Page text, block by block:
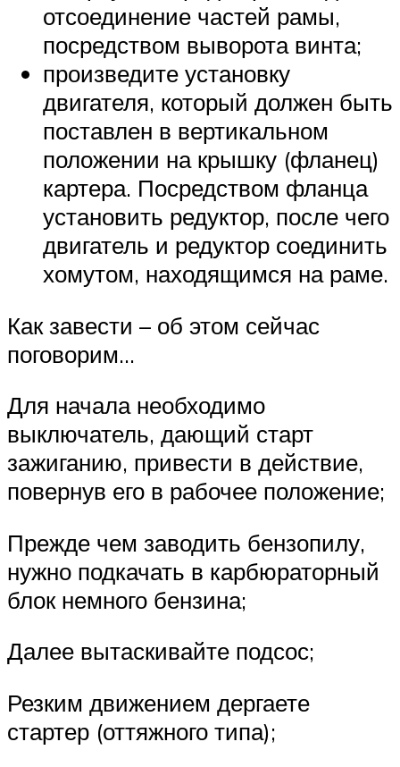
отсоединение частей рамы,
посредством выворота винта;
произведите установку
двигателя, который должен быть
поставлен в вертикальном
положении на крышку (фланец)
картера. Посредством фланца
установить редуктор, после чего
двигатель и редуктор соединить
хомутом, находящимся на раме.
Как завести – об этом сейчас
поговорим…
Для начала необходимо
выключатель, дающий старт
зажиганию, привести в действие,
повернув его в рабочее положение;
Прежде чем заводить бензопилу,
нужно подкачать в карбюраторный
блок немного бензина;
Далее вытаскивайте подсос;
Резким движением дергаете
стартер (оттяжного типа);